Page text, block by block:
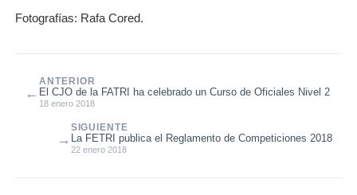
Fotografías: Rafa Cored.
←
ANTERIOR
El CJO de la FATRI ha celebrado un Curso de Oficiales Nivel 2
18 enero 2018
SIGUIENTE
La FETRI publica el Reglamento de Competiciones 2018
22 enero 2018
→